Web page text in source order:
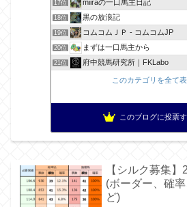
17位 miiraの一口馬主日記
18位 黒の放浪記
19位 コムコムＪＰ - コムコムJP
20位 まずは一口馬主から
21位 府中競馬研究所｜FKLabo
このカテゴリを全て
このブログに投票
【シルク募集
(ボーダー、確
ど)